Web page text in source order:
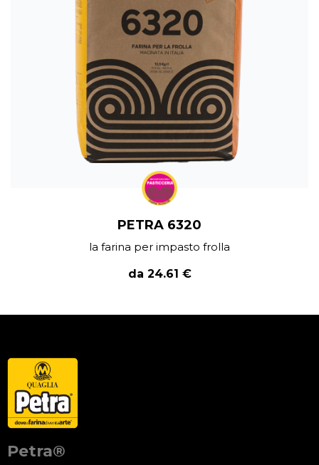
PETRA 6320
la farina per impasto frolla
da 24.61 €
Petra®